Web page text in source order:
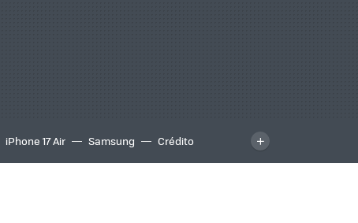
iPhone 17 Air Samsung
Crédito